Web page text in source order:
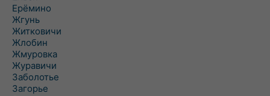
Ерёмино
Жгунь
Житковичи
Жлобин
Жмуровка
Журавичи
Заболотье
Загорье